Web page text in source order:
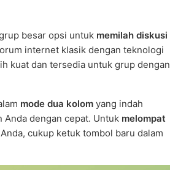
besar opsi untuk memilah diskusi
internet klasik dengan teknologi
kuat dan tersedia untuk grup dengan
mode dua kolom yang indah
Anda dengan cepat. Untuk melompat
cukup ketuk tombol baru dalam